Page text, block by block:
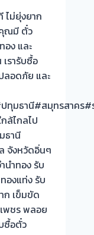
ไม่ยุ่งยาก
คุณมี ตั๋ว
อง และ
รารับซื้อ
ลอดภัย และ
มธานี#สมุทรสาคร#
ล้ไกลไป
ธานี
จังหวัดอิ่นๆ
นำทอง รับ
องแท่ง รับ
ก เข็มขัด
พชร พลอย
ซื้อตั๋ว